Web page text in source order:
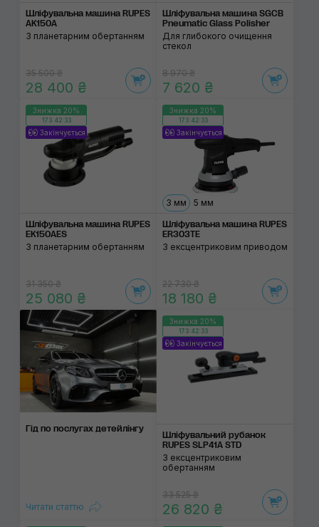
Шліфувальна машина RUPES
AK150A
З планетарним обертанням
35 500 ₴
28 400 ₴
Шліфувальна машина SGCB
Pneumatic Glass Polisher
Для глибокого очищення
стекол
8 970 ₴
7 620 ₴
Знижка 20%
173:42:32
Закінчується
Шліфувальна машина RUPES
EK150AES
З планетарним обертанням
31 350 ₴
25 080 ₴
Знижка 20%
173:42:32
Закінчується
3 мм 5 мм
Шліфувальна машина RUPES
ER303TE
З ексцентриковим приводом
22 730 ₴
18 180 ₴
Гід по послугах детейлінгу
Читати статтю
Знижка 20%
173:42:32
Закінчується
Шліфувальний рубанок
RUPES SLP41A STD
З ексцентриковим
обертанням
33 525 ₴
26 820 ₴